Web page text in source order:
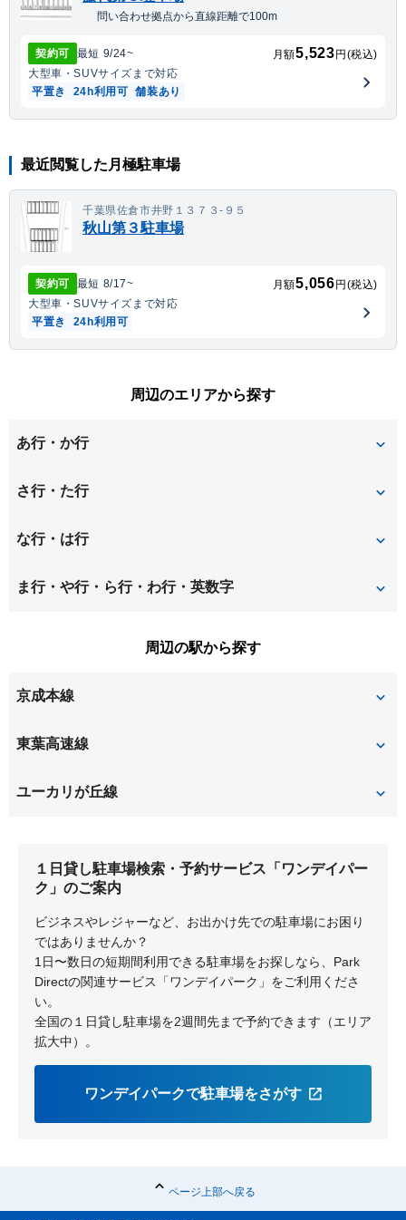
問い合わせ拠点から直線距離で100m
契約可 最短 9/24~ 月額5,523 円(税込)
大型車・SUVサイズまで対応
平置き
24h利用可 舗装あり
最近閲覧した月極駐車場
千葉県佐倉市井野１３７３-９５
秋山第３駐車場
契約可 最短 8/17~ 月額5,056 円(税込)
大型車・SUVサイズまで対応
平置き
24h利用可
周辺のエリアから探す
あ行・か行
青菅
井野
上志津原
さ行・た行
上座
な行・は行
中志津 西志津
ま行・や行・ら行・わ行・英数字
周辺の駅から探す
京成本線
ユーカリが丘
東葉高速線
東葉勝田台
ユーカリが丘線
井野 公園
地区センター 女子大
１日貸し駐車場検索・予約サービス「ワンデイパー
ク」のご案内
ビジネスやレジャーなど、お出かけ先での駐車場にお困り
ではありませんか？
1日〜数日の短期間利用できる駐車場をお探しなら、Park
Directの関連サービス「ワンデイパーク」をご利用くださ
い。
全国の１日貸し駐車場を2週間先まで予約できます（エリア
拡大中）。
ワンデイパークで駐車場をさがす
ページ上部へ戻る